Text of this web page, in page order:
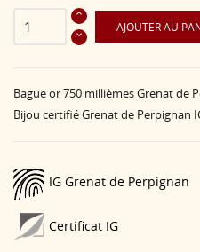
AJOUTER AU
Bague or 750 millièmes Grenat de
Bijou certifié Grenat de Perpignan
IG Grenat de Perpignan
Certificat IG